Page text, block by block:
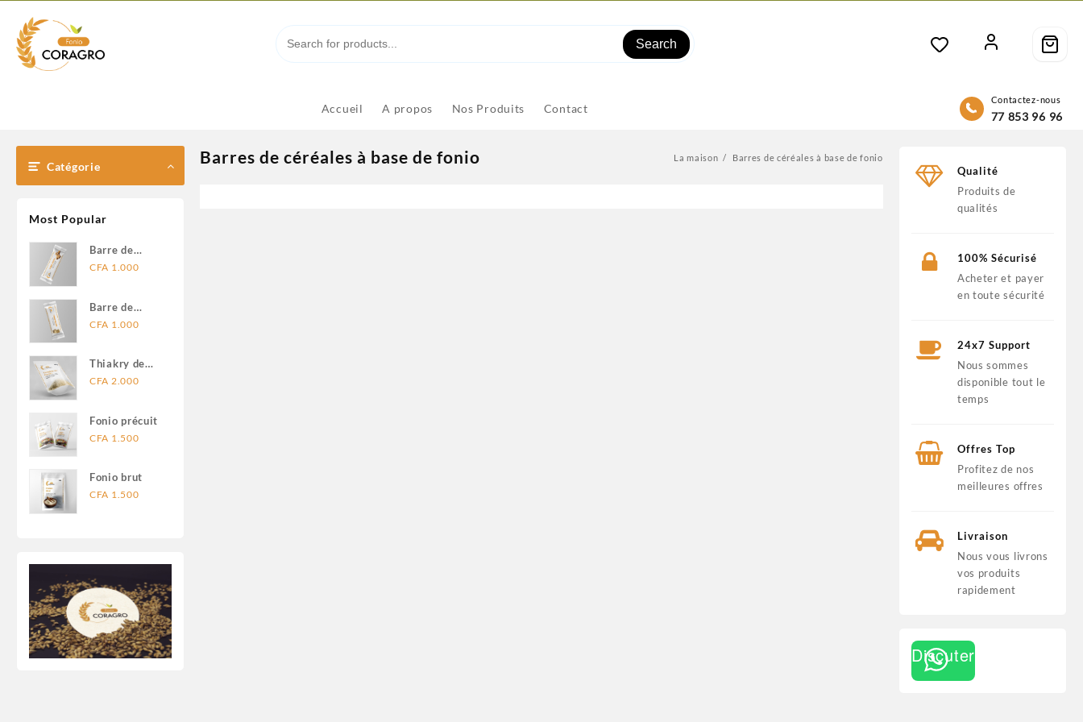
Search
Accueil A propos Nos Produits Contact
Contactez-nous
77 853 96 96
Catégorie
Most Popular
Barre de
céréales
CFA 1.000
Barre de
céréales
secs
CFA 1.000
Thiakry de
Fonio
CFA 2.000
Fonio précuit
CFA 1.500
Fonio brut
CFA 1.500
Barres de céréales à base de fonio La maison Barres de céréales à base de fonio
Qualité
Produits de
qualités
100% Sécurisé
Acheter et payer
en toute sécurité
24x7 Support
Nous sommes
disponible tout le
temps
Offres Top
Profitez de nos
meilleures offres
Livraison
Nous vous livrons
vos produits
rapidement
Discuter